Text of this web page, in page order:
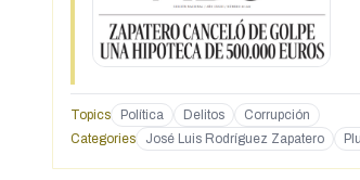
Topics Política Delitos Corrupción
Categories
José Luis Rodríguez Zapatero